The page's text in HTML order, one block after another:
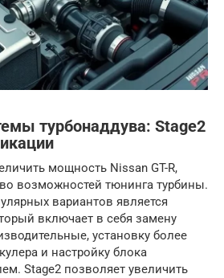
турбонаддува: Stage2
мощность Nissan GT-R,
возможностей тюнинга турбины.
вариантов является
включает в себя замену
установку более
и настройку блока
Stage2 позволяет увеличить